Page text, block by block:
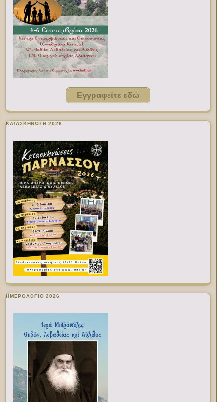
Εγγραφείτε εδώ
ΚΑΤΑΣΚΗΝΩΣΗ 2026
ΗΜΕΡΟΛΟΓΙΟ 2026